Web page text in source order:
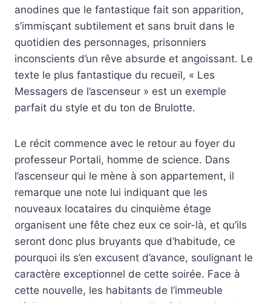
anodines que le fantastique fait son apparition,
s’immisçant subtilement et sans bruit dans le
quotidien des personnages, prisonniers
inconscients d’un rêve absurde et angoissant. Le
texte le plus fantastique du recueil, « Les
Messagers de l’ascenseur » est un exemple
parfait du style et du ton de Brulotte.
Le récit commence avec le retour au foyer du
professeur Portali, homme de science. Dans
l’ascenseur qui le mène à son appartement, il
remarque une note lui indiquant que les
nouveaux locataires du cinquième étage
organisent une fête chez eux ce soir-là, et qu’ils
seront donc plus bruyants que d’habitude, ce
pourquoi ils s’en excusent d’avance, soulignant le
caractère exceptionnel de cette soirée. Face à
cette nouvelle, les habitants de l’immeuble